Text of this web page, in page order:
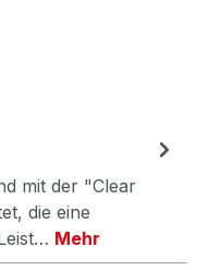
mit der "Clear
die eine
Mehr